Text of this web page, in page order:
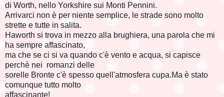
di Worth, nello Yorkshire sui Monti Pennini.
Arrivarci non è per niente semplice, le strade sono molto
strette e tutte in salita.
Haworth si trova in mezzo alla brughiera, una parola che mi
ha sempre affascinato,
ma che se ci si va quando c'è vento e acqua, si capisce
perchè nei romanzi delle
sorelle Bronte c'è spesso quell'atmosfera cupa.Ma è stato
comunque tutto molto
affascinante!